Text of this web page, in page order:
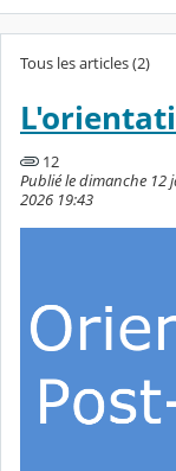
Tous les articles (2)
12
Publié le dimanche 12
2026 19:43